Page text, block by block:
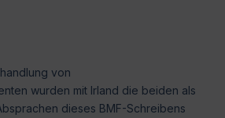
von
wurden mit Irland die beiden als
dieses BMF-Schreibens